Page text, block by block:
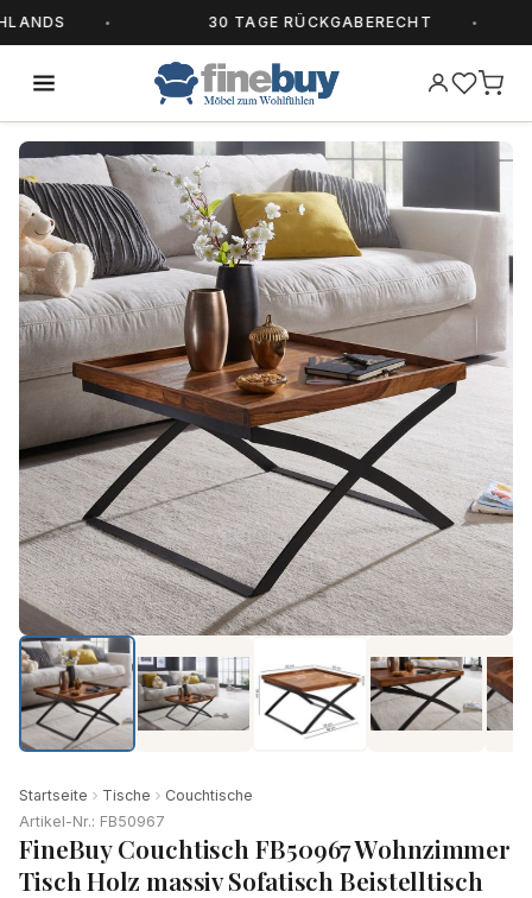
30 TAGE RÜCKGABERECHT
Startseite Tische
Couchtische
Artikel-Nr.: FB50967
FineBuy Couchtisch FB50967 Wohnzimmer
Tisch Holz massiv Sofatisch Beistelltisch